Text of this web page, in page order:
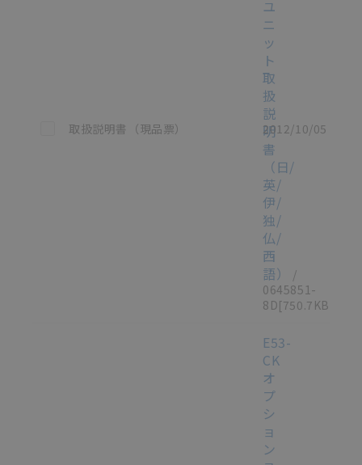
この資料を選択
取扱説明書（現品票）
ユ
ニ
ッ
ト
取
扱
説
明
書
（日/
英/
伊/
独/
仏/
西
語）
/
0645851-
8D[750.7KB]
2012/10/05
E53-
CK
オ
プ
シ
ョ
ン